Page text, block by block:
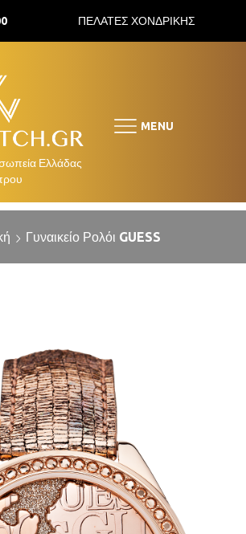
ΠΕΛΑΤΕΣ ΧΟΝΔΡΙΚΗΣ
MENU
Γυναικείο Ρολόι GUESS